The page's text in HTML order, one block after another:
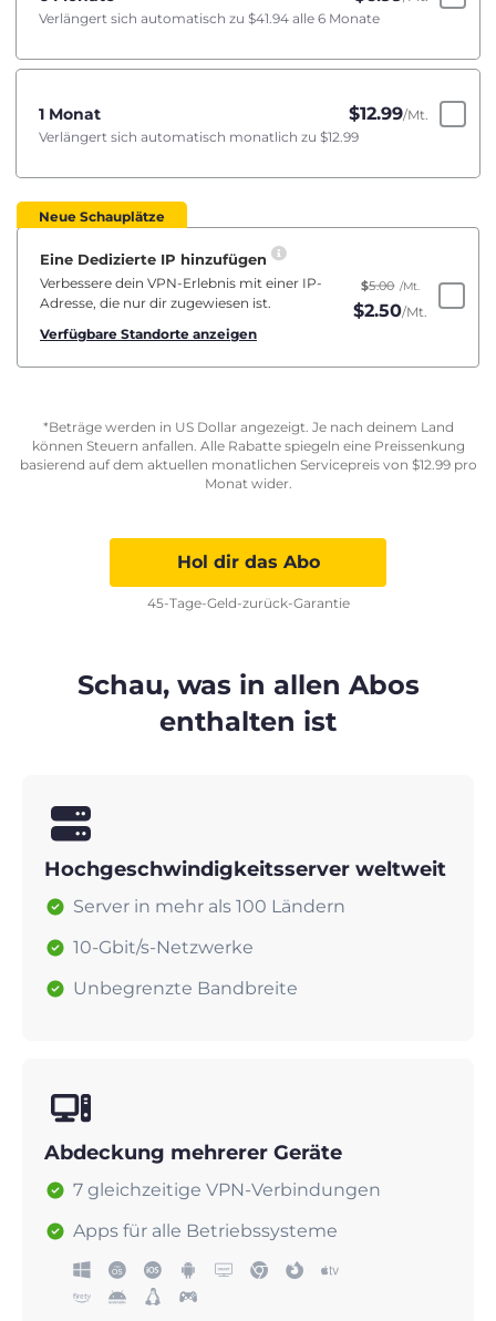
Verlängert sich automatisch zu $41.94 alle 6 Monate
1 Monat $12.99/Mt.
Verlängert sich automatisch monatlich zu $12.99
Neue Schauplätze
Eine Dedizierte IP hinzufügen
Verbessere dein VPN-Erlebnis mit einer IP-
Adresse, die nur dir zugewiesen ist.
Verfügbare Standorte anzeigen
$5.00 /Mt.
$2.50/Mt.
*Beträge werden in US Dollar angezeigt. Je nach deinem Land
können Steuern anfallen. Alle Rabatte spiegeln eine Preissenkung
basierend auf dem aktuellen monatlichen Servicepreis von $12.99pro
Monat wider.
Hol dir das Abo
45-Tage-Geld-zurück-Garantie
Schau, was in allen Abos
enthalten ist
Hochgeschwindigkeitsserver weltweit
Server in mehr als 100 Ländern
10-Gbit/s-Netzwerke
Unbegrenzte Bandbreite
Abdeckung mehrerer Geräte
7 gleichzeitige VPN-Verbindungen
Apps für alle Betriebssysteme